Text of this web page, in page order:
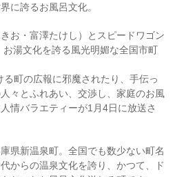
に誇るお風呂文化。
お・富澤たけし）とスピードワゴン
お湯文化を誇る風光明媚な全国市町
町の広報に邪魔されたり、手伝っ
々とふれあい、交渉し、家庭のお風
情バラエティーが1月4日に放送さ
県新温泉町。全国でも数少ない町名
からの温泉文化を誇り、かつて、ド